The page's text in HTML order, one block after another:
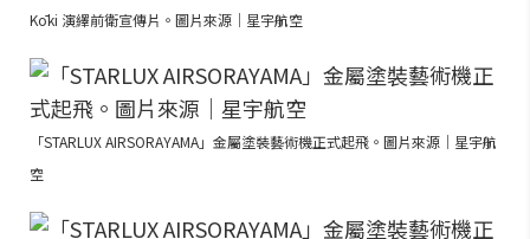
Kōki 演繹前衛宣傳片。圖片來源｜星宇航空
「STARLUX AIRSORAYAMA」金屬塗裝藝術機正式起飛。圖片來源｜星宇航
空